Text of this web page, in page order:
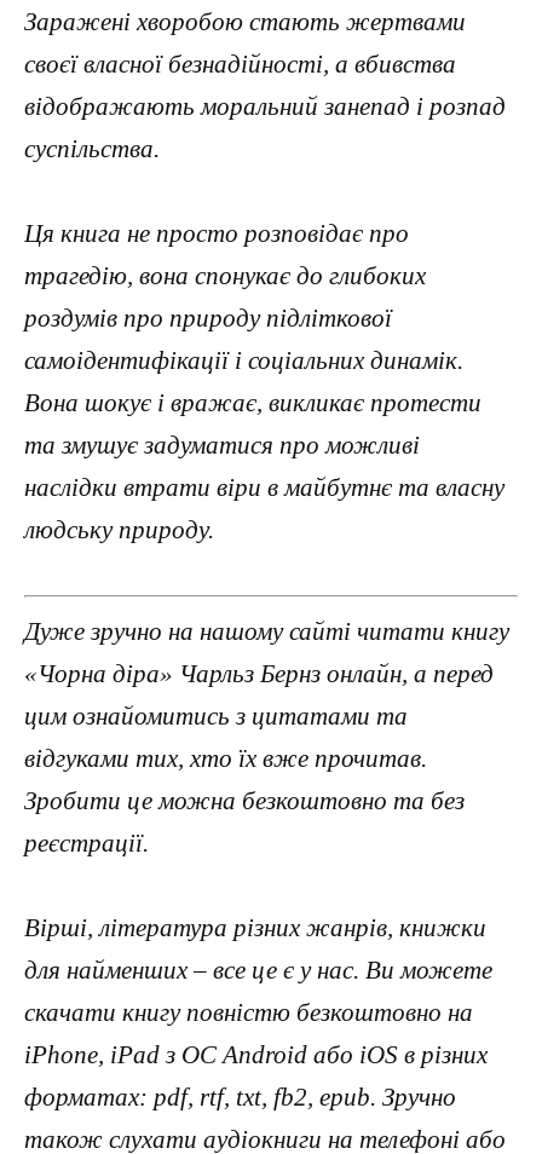
Заражені хворобою стають жертвами
своєї власної безнадійності, а вбивства
відображають моральний занепад і розпад
суспільства.
Ця книга не просто розповідає про
трагедію, вона спонукає до глибоких
роздумів про природу підліткової
самоідентифікації і соціальних динамік.
Вона шокує і вражає, викликає протести
та змушує задуматися про можливі
наслідки втрати віри в майбутнє та власну
людську природу.
Дуже зручно на нашому сайті читати книгу
«Чорна діра» Чарльз Бернз онлайн, а перед
цим ознайомитись з цитатами та
відгуками тих, хто їх вже прочитав.
Зробити це можна безкоштовно та без
реєстрації.
Вірші, література різних жанрів, книжки
для найменших – все це є у нас. Ви можете
скачати книгу повністю безкоштовно на
iPhone, iPad з ОС Android або iOS в різних
форматах: pdf, rtf, txt, fb2, epub. Зручно
також слухати аудіокниги на телефоні або